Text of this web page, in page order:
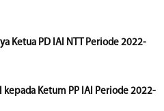
Ketua PD IAI NTT Periode 2022-
kepada Ketum PP IAI Periode 2022-